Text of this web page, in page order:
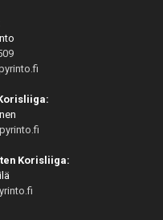
Korisliiga: